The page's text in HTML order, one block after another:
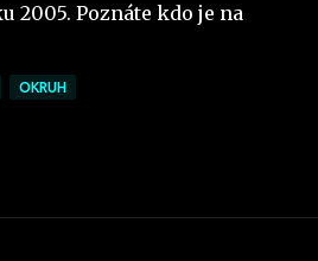
2005. Poznáte kdo je na
OKRUH